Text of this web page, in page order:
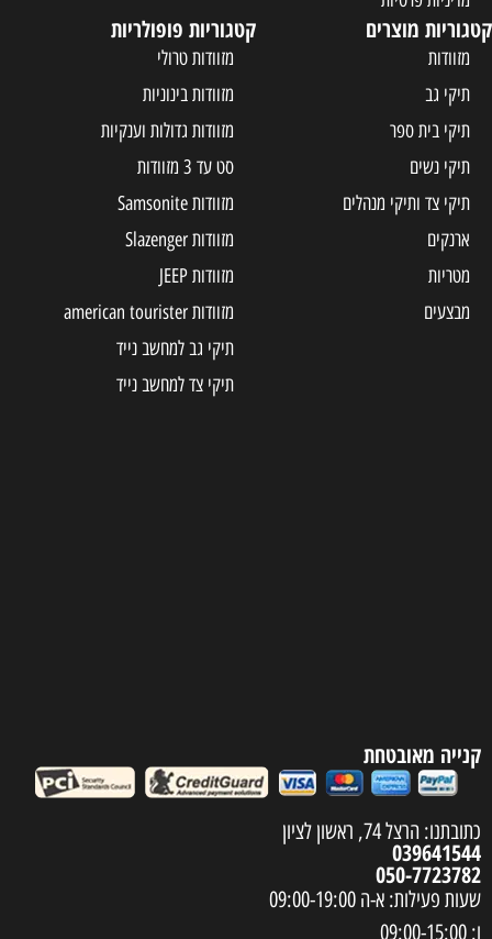
קטגוריות מוצרים
מזוודות
תיקי גב
תיקי בית ספר
תיקי נשים
תיקי צד ותיקי מנהלים
ארנקים
מטריות
מבצעים
קטגוריות פופולריות
מזוודות טרולי
מזוודות בינוניות
מזוודות גדולות וענקיות
סט עד 3 מזוודות
מזוודות Samsonite
מזוודות Slazenger
מזוודות JEEP
מזוודות american tourister
תיקי גב למחשב נייד
תיקי צד למחשב נייד
קנייה מאובטחת
כתובתנו: הרצל 74, ראשון לציון
039641544
050-7723782
שעות פעילות: א-ה 09:00-19:00
ו: 09:00-15:00